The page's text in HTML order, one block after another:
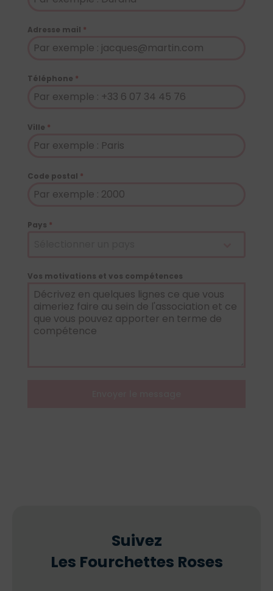
Adresse mail *
Téléphone *
Ville *
Code postal *
Pays *
Vos motivations et vos compétences
Suivez
Les Fourchettes Roses